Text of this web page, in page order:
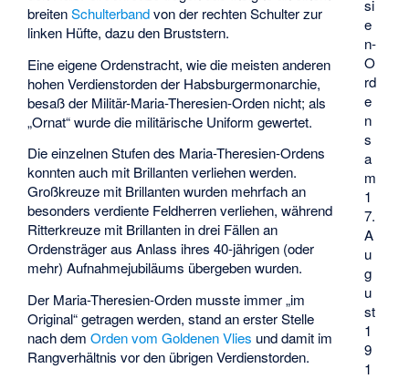
si
e
n-
O
rd
e
n
s
a
m
1
7.
A
u
g
u
st
1
9
1
breitenSchulterbandvon der rechten Schulter zur
linken Hüfte, dazu den Bruststern.
Eine eigene Ordenstracht, wie die meisten anderen
hohen Verdienstorden der Habsburgermonarchie,
besaß der Militär-Maria-Theresien-Orden nicht; als
„Ornat“ wurde die militärische Uniform gewertet.
Die einzelnen Stufen des Maria-Theresien-Ordens
konnten auch mit Brillanten verliehen werden.
Großkreuze mit Brillanten wurden mehrfach an
besonders verdiente Feldherren verliehen, während
Ritterkreuze mit Brillanten in drei Fällen an
Ordensträger aus Anlass ihres 40-jährigen (oder
mehr) Aufnahmejubiläums übergeben wurden.
Der Maria-Theresien-Orden musste immer „im
Original“ getragen werden, stand an erster Stelle
nach demOrden vom Goldenen Vlies und damit im
Rangverhältnis vor den übrigen Verdienstorden.